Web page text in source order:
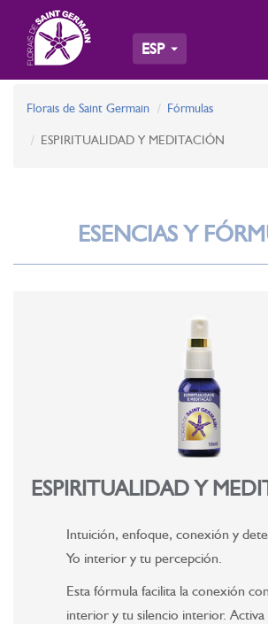
ESP
Florais de Saint Germain Fórmulas
ESPIRITUALIDAD Y MEDITACIÓN
ESENCIAS Y
ESPIRITUALIDAD Y
Intuición, enfoque, conexión y
Yo interior y tu percepción.
Esta fórmula facilita la conexión
interior y tu silencio interior. Activa